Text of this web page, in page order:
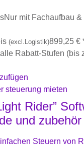
Nur mit Fachaufbau
(excl.Logistik)899,25 €
Rabatt-Stufen (bis
Rider”
und zubehör
Steuern von